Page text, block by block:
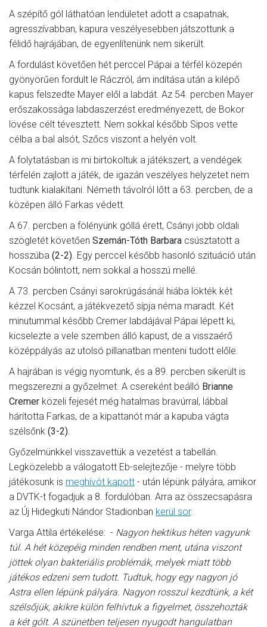
A szépítő gól láthatóan lendületet adott a csapatnak,
agresszívabban, kapura veszélyesebben játszottunk a
félidő hajrájában, de egyenlítenünk nem sikerült.
A fordulást követően hét perccel Pápai a térfél közepén
gyönyörűen fordult le Ráczról, ám indítása után a kilépő
kapus felszedte Mayer elől a labdát. Az 54. percben Mayer
erőszakossága labdaszerzést eredményezett, de Bokor
lövése célt tévesztett. Nem sokkal később Sipos vette
célba a bal alsót, Szőcs viszont a helyén volt.
A folytatásban is mi birtokoltuk a játékszert, a vendégek
térfelén zajlott a játék, de igazán veszélyes helyzetet nem
tudtunk kialakítani. Németh távolról lőtt a 63. percben, de a
középen álló Farkas védett.
A 67. percben a fölényünk góllá érett, Csányi jobb oldali
szögletét követően Szemán-Tóth Barbara csúsztatott a
hosszúba (2-2). Egy perccel később hasonló szituáció után
Kocsán bólintott, nem sokkal a hosszú mellé.
A 73. percben Csányi sarokrúgásánál hiába lökték két
kézzel Kocsánt, a játékvezető sípja néma maradt. Két
minutummal később Cremer labdájával Pápai lépett ki,
kicselezte a vele szemben álló kapust, de a visszaérő
középpályás az utolsó pillanatban menteni tudott előle.
A hajrában is végig nyomtunk, és a 89. percben sikerült is
megszerezni a győzelmet. A csereként beálló Brianne
Cremer közeli fejesét még hatalmas bravúrral, lábbal
hárította Farkas, de a kipattanót már a kapuba vágta
szélsőnk (3-2).
Győzelmünkkel visszavettük a vezetést a tabellán.
Legközelebb a válogatott Eb-selejtezője - melyre több
játékosunk is meghívót kapott - után lépünk pályára, amikor
a DVTK-t fogadjuk a 8. fordulóban. Arra az összecsapásra
az Új Hidegkuti Nándor Stadionban kerül sor.
Varga Attila értékelése: - Nagyon hektikus héten vagyunk
túl. A hét közepéig minden rendben ment, utána viszont
jöttek olyan bakteriális problémák, melyek miatt több
játékos edzeni sem tudott. Tudtuk, hogy egy nagyon jó
Astra ellen lépünk pályára. Nagyon rosszul kezdtünk, a két
szélsőjük, akikre külön felhívtuk a figyelmet, összehozták
a két gólt. A szünetben teljesen nyugodt hangulatban